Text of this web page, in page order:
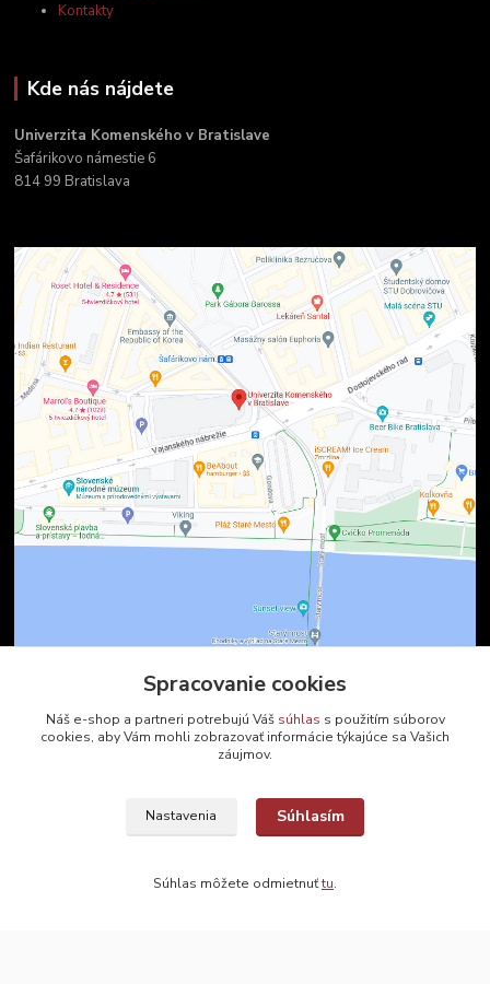
Kontakty
Kde nás nájdete
Univerzita Komenského v Bratislave
Šafárikovo námestie 6
814 99 Bratislava
Kontakty
Spracovanie cookies
Náš e-shop a partneri potrebujú Váš súhlas s použitím súborov
cookies, aby Vám mohli zobrazovať informácie týkajúce sa Vašich
záujmov.
Nastavenia Súhlasím
Súhlas môžete odmietnuťtu.